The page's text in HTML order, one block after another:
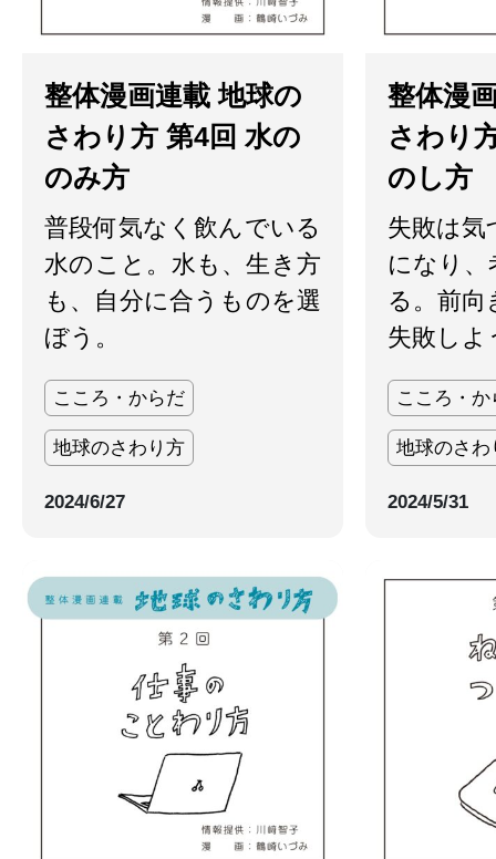
整体漫画連載 地球の
さわり方 第4回 水の
のみ方
普段何気なく飲んでいる
水のこと。水も、生き方
も、自分に合うものを選
ぼう。
こころ・からだ
地球のさわり方
2024/6/27
整体漫
さわり
のし方
失敗は気
になり
る。前
失敗しよ
こころ・か
地球のさわ
2024/5/31